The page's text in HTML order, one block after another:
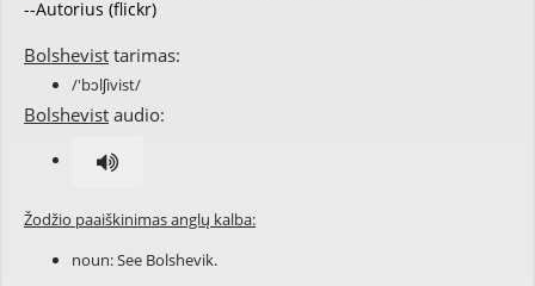
--Autorius (flickr)
Bolshevist tarimas:
/'bɔlʃivist/
Bolshevist audio:
Žodžio paaiškinimas anglų kalba:
noun: See Bolshevik.